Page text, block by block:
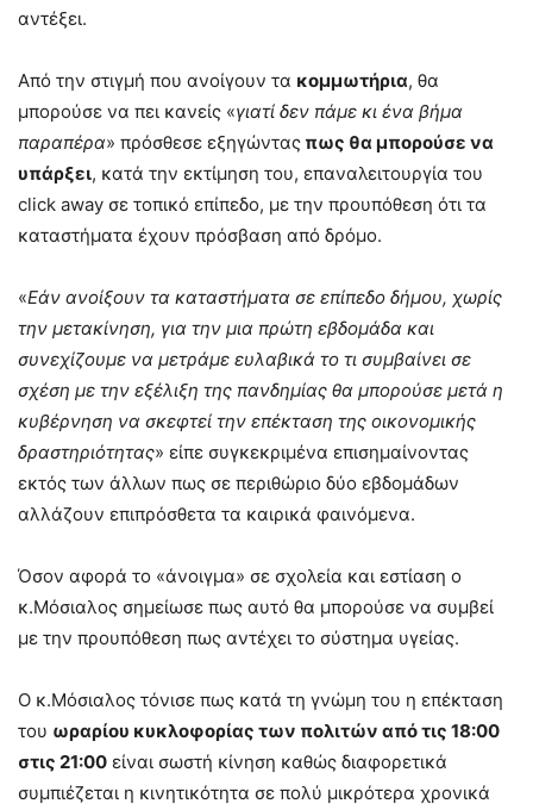
αντέξει.
Από την στιγμή που ανοίγουν τα κομμωτήρια, θα
μπορούσε να πει κανείς «γιατί δεν πάμε κι ένα βήμα
παραπέρα» πρόσθεσε εξηγώντας πως θα μπορούσε να
υπάρξει, κατά την εκτίμηση του, επαναλειτουργία του
click away σε τοπικό επίπεδο, με την προυπόθεση ότι τα
καταστήματα έχουν πρόσβαση από δρόμο.
«Εάν ανοίξουν τα καταστήματα σε επίπεδο δήμου, χωρίς
την μετακίνηση, για την μια πρώτη εβδομάδα και
συνεχίζουμε να μετράμε ευλαβικά το τι συμβαίνει σε
σχέση με την εξέλιξη της πανδημίας θα μπορούσε μετά η
κυβέρνηση να σκεφτεί την επέκταση της οικονομικής
δραστηριότητας» είπε συγκεκριμένα επισημαίνοντας
εκτός των άλλων πως σε περιθώριο δύο εβδομάδων
αλλάζουν επιπρόσθετα τα καιρικά φαινόμενα.
Όσον αφορά το «άνοιγμα» σε σχολεία και εστίαση ο
κ.Μόσιαλος σημείωσε πως αυτό θα μπορούσε να συμβεί
με την προυπόθεση πως αντέχει το σύστημα υγείας.
O κ.Μόσιαλος τόνισε πως κατά τη γνώμη του η επέκταση
του ωραρίου κυκλοφορίας των πολιτών από τις 18:00
στις 21:00 είναι σωστή κίνηση καθώς διαφορετικά
συμπιέζεται η κινητικότητα σε πολύ μικρότερα χρονικά